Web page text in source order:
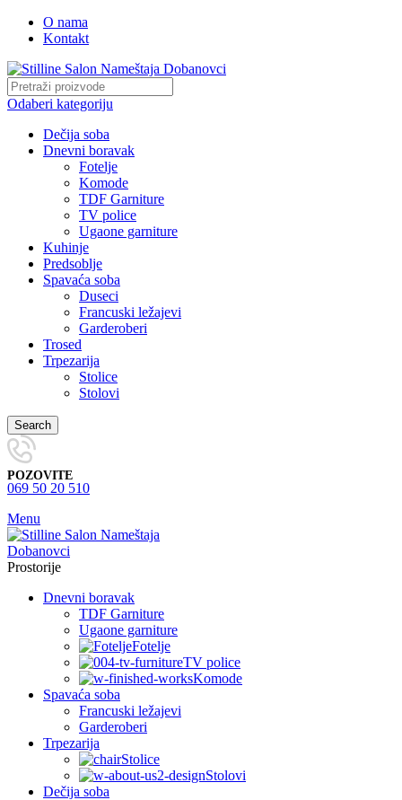
O nama
Kontakt
Odaberi kategoriju
Dečija soba
Dnevni boravak
Fotelje
Komode
TDF Garniture
TV police
Ugaone garniture
Kuhinje
Predsoblje
Spavaća soba
Duseci
Francuski ležajevi
Garderoberi
Trosed
Trpezarija
Stolice
Stolovi
Search
POZOVITE
069 50 20 510
Menu
Prostorije
Dnevni boravak
TDF Garniture
Ugaone garniture
Fotelje
TV police
Komode
Spavaća soba
Francuski ležajevi
Garderoberi
Trpezarija
Stolice
Stolovi
Dečija soba